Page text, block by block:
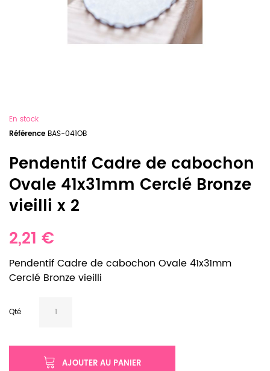
En stock
Référence BAS-041OB
Pendentif Cadre de cabochon
Ovale 41x31mm Cerclé Bronze
vieilli x 2
2,21 €
Pendentif Cadre de cabochon Ovale 41x31mm
Cerclé Bronze vieilli
Qté
AJOUTER AU PANIER